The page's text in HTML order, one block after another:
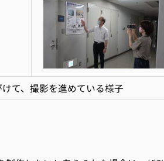
て、撮影を進めている様子